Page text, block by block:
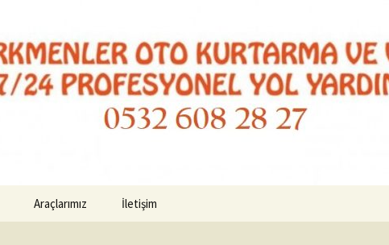
Kurtarma
Araçlarımız İletişim